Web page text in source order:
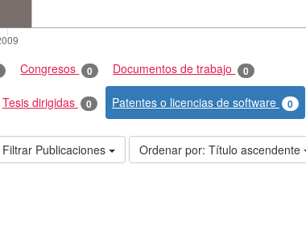
Congresos 0 Documentos de trabajo 0
Tesis dirigidas 0 Patentes o licencias de software 0
Filtrar Publicaciones Ordenar por: Título ascendente